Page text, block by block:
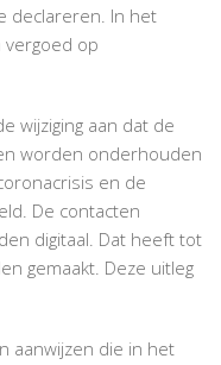
declareren. In het
op
wijziging aan dat de
worden onderhouden
en de
De contacten
digitaal. Dat heeft tot
gemaakt. Deze uitleg
aanwijzen die in het